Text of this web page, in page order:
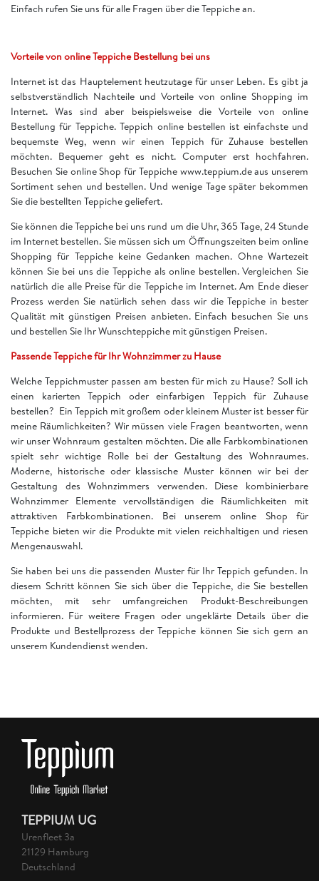
Einfach rufen Sie uns für alle Fragen über die Teppiche an.
Vorteile von online Teppiche Bestellung bei uns
Internet ist das Hauptelement heutzutage für unser Leben. Es gibt ja
selbstverständlich Nachteile und Vorteile von online Shopping im
Internet. Was sind aber beispielsweise die Vorteile von online
Bestellung für Teppiche. Teppich online bestellen ist einfachste und
bequemste Weg, wenn wir einen Teppich für Zuhause bestellen
möchten. Bequemer geht es nicht. Computer erst hochfahren.
Besuchen Sie online Shop für Teppiche www.teppium.de aus unserem
Sortiment sehen und bestellen. Und wenige Tage später bekommen
Sie die bestellten Teppiche geliefert.
Sie können die Teppiche bei uns rund um die Uhr, 365 Tage, 24 Stunde
im Internet bestellen. Sie müssen sich um Öffnungszeiten beim online
Shopping für Teppiche keine Gedanken machen. Ohne Wartezeit
können Sie bei uns die Teppiche als online bestellen. Vergleichen Sie
natürlich die alle Preise für die Teppiche im Internet. Am Ende dieser
Prozess werden Sie natürlich sehen dass wir die Teppiche in bester
Qualität mit günstigen Preisen anbieten. Einfach besuchen Sie uns
und bestellen Sie Ihr Wunschteppiche mit günstigen Preisen.
Passende Teppiche für Ihr Wohnzimmer zu Hause
Welche Teppichmuster passen am besten für mich zu Hause? Soll ich
einen karierten Teppich oder einfarbigen Teppich für Zuhause
bestellen? Ein Teppich mit großem oder kleinem Muster ist besser für
meine Räumlichkeiten? Wir müssen viele Fragen beantworten, wenn
wir unser Wohnraum gestalten möchten. Die alle Farbkombinationen
spielt sehr wichtige Rolle bei der Gestaltung des Wohnraumes.
Moderne, historische oder klassische Muster können wir bei der
Gestaltung des Wohnzimmers verwenden. Diese kombinierbare
Wohnzimmer Elemente vervollständigen die Räumlichkeiten mit
attraktiven Farbkombinationen. Bei unserem online Shop für
Teppiche bieten wir die Produkte mit vielen reichhaltigen und riesen
Mengenauswahl.
Sie haben bei uns die passenden Muster für Ihr Teppich gefunden. In
diesem Schritt können Sie sich über die Teppiche, die Sie bestellen
möchten, mit sehr umfangreichen Produkt-Beschreibungen
informieren. Für weitere Fragen oder ungeklärte Details über die
Produkte und Bestellprozess der Teppiche können Sie sich gern an
unserem Kundendienst wenden.
TEPPIUM UG
Urenfleet 3a
21129 Hamburg
Deutschland